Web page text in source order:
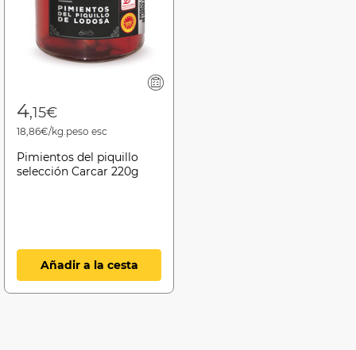
4,15€
18,86€/kg.peso esc
Pimientos del piquillo
selección Carcar 220g
Añadir a la cesta